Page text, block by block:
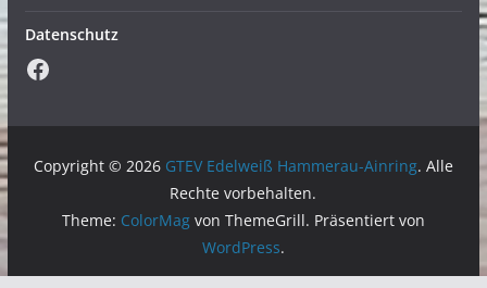
Datenschutz
Facebook
Copyright © 2026 GTEV Edelweiß Hammerau-Ainring. Alle
Rechte vorbehalten.
Theme: ColorMagvon ThemeGrill. Präsentiert von
WordPress.